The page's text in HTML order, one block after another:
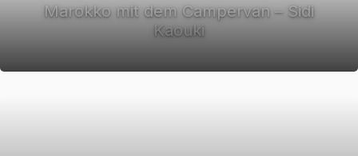
Marokko mit dem Campervan – Sidi
Kaouki